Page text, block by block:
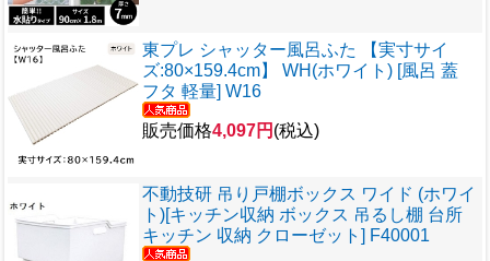
東プレ シャッター風呂ふた 【実寸サイ
ズ:80×159.4cm】 WH(ホワイト) [風呂 蓋
フタ 軽量] W16
販売価格4,097円 (税込)
不動技研 吊り戸棚ボックス ワイド (ホワイ
ト)[キッチン収納 ボックス 吊るし棚 台所
キッチン 収納 クローゼット] F40001